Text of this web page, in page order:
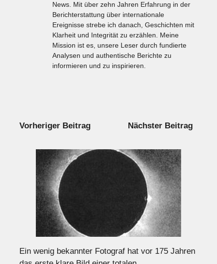
News. Mit über zehn Jahren Erfahrung in der
Berichterstattung über internationale
Ereignisse strebe ich danach, Geschichten mit
Klarheit und Integrität zu erzählen. Meine
Mission ist es, unsere Leser durch fundierte
Analysen und authentische Berichte zu
informieren und zu inspirieren.
Vorheriger Beitrag Nächster Beitrag
Ein wenig bekannter Fotograf hat vor 175 Jahren